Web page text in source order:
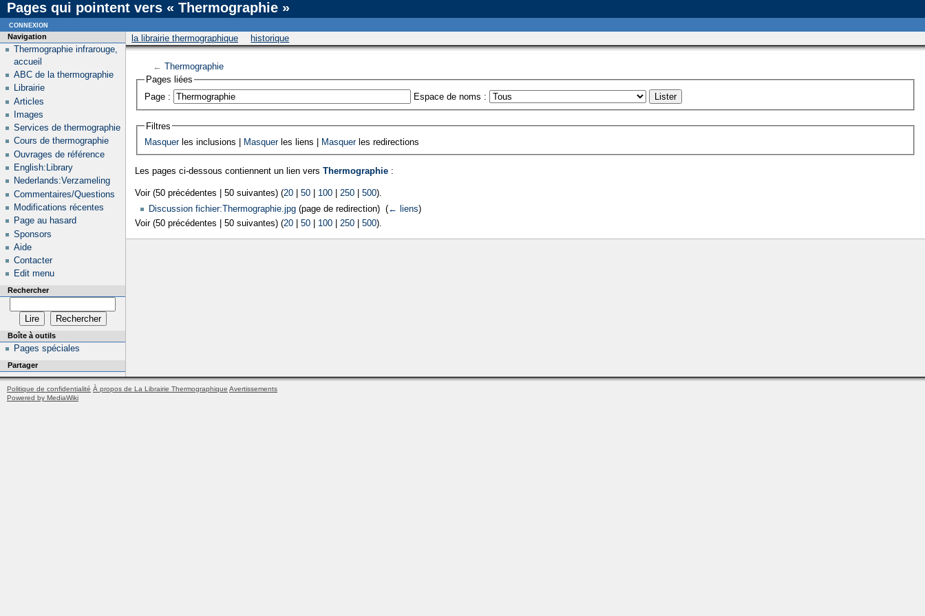
Pages qui pointent vers « Thermographie »
la librairie thermographique historique
← Thermographie
Pages liées
Page :
Espace de noms :
Filtres
Masquerles inclusions | Masquerles liens | Masquerles redirections
Les pages ci-dessous contiennent un lien vers Thermographie :
Voir (50 précédentes | 50 suivantes) (20 50 100 250 500).
Discussion fichier:Thermographie.jpg(page de redirection) ‎ (← liens)
Voir (50 précédentes | 50 suivantes) (20 | 50 | 100 | 250 | 500).
Navigation
Thermographie infrarouge,
accueil
ABC de la thermographie
Librairie
Articles
Images
Services de thermographie
Cours de thermographie
Ouvrages de référence
English:Library
Nederlands:Verzameling
Commentaires/Questions
Modifications récentes
Page au hasard
Sponsors
Aide
Contacter
Edit menu
Rechercher
Boîte à outils
Pages spéciales
Partager
connexion
Politique de confidentialité À propos de La Librairie Thermographique Avertissements
Powered by MediaWiki